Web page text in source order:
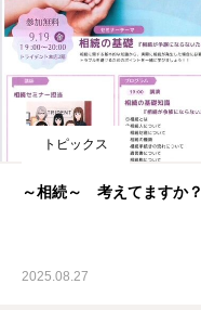
トピックス
～相続～ 考えてますか？
2025.08.27